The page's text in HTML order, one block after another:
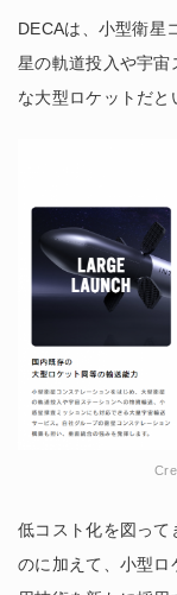
DECAは、小型衛星
星の軌道投入や宇宙
な大型ロケットだと
低コスト化を図って
のに加えて、小型ロ